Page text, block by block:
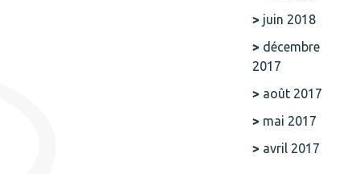
juin 2018
décembre
2017
août 2017
mai 2017
avril 2017